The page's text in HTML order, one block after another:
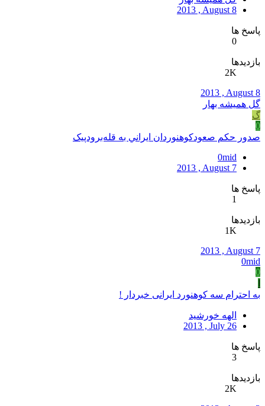
2013 , August 8
پاسخ ها
0
بازدیدها
2K
2013 , August 8
گل همیشه بهار
گ
0
صدور حکم صعود‌کوهنوردان‌ ايراني به قله‌برودپيک
0mid
2013 , August 7
پاسخ ها
1
بازدیدها
1K
2013 , August 7
0mid
0
به احترام سه کوهنورد ایرانی خبردار !
الهه خورشید
2013 , July 26
پاسخ ها
3
بازدیدها
2K